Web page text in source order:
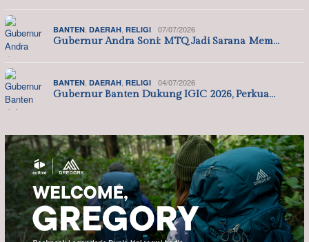
BANTEN, DAERAH, RELIGI 07/07/2026
Gubernur Andra Soni: MTQ Jadi Sarana Mem…
BANTEN, DAERAH, RELIGI 04/07/2026
Gubernur Banten Dukung IGIC 2026, Perkua…